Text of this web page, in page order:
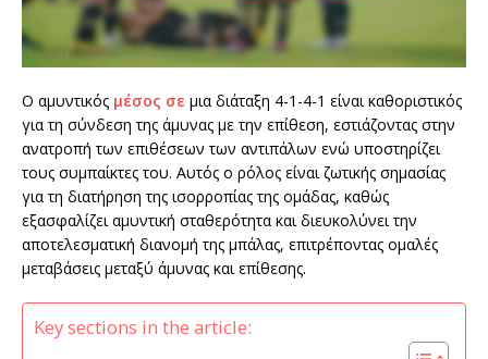
Ο αμυντικός μέσος σε μια διάταξη 4-1-4-1 είναι καθοριστικός
για τη σύνδεση της άμυνας με την επίθεση, εστιάζοντας στην
ανατροπή των επιθέσεων των αντιπάλων ενώ υποστηρίζει
τους συμπαίκτες του. Αυτός ο ρόλος είναι ζωτικής σημασίας
για τη διατήρηση της ισορροπίας της ομάδας, καθώς
εξασφαλίζει αμυντική σταθερότητα και διευκολύνει την
αποτελεσματική διανομή της μπάλας, επιτρέποντας ομαλές
μεταβάσεις μεταξύ άμυνας και επίθεσης.
Key sections in the article: